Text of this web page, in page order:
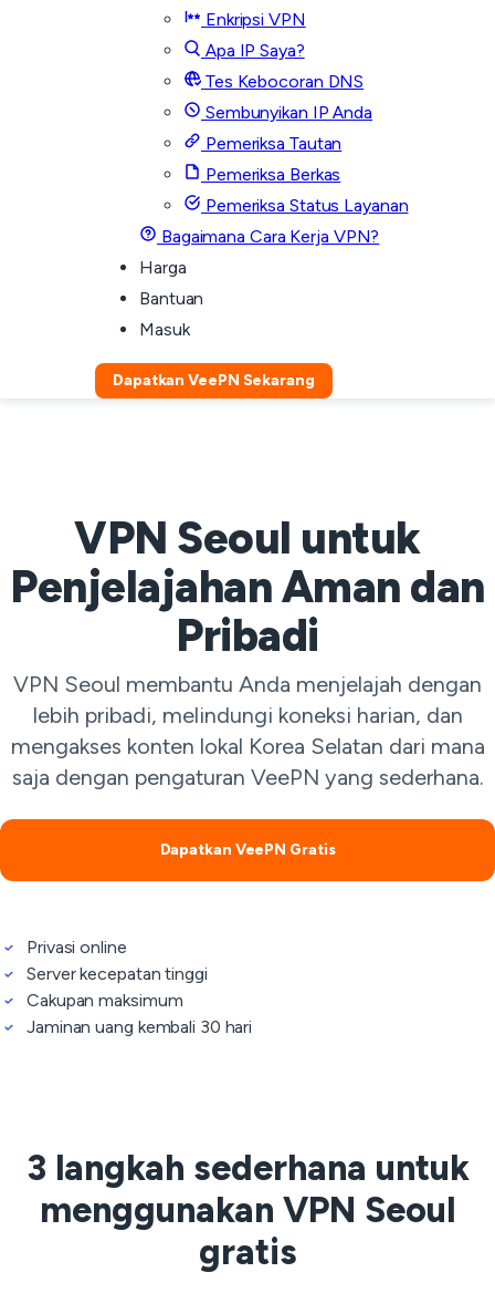
Enkripsi VPN
Apa IP Saya?
Tes Kebocoran DNS
Sembunyikan IP Anda
Pemeriksa Tautan
Pemeriksa Berkas
Pemeriksa Status Layanan
Bagaimana Cara Kerja VPN?
Harga
Bantuan
Masuk
Dapatkan VeePN Sekarang
VPN Seoul untuk
Penjelajahan Aman dan
Pribadi
VPN Seoul membantu Anda menjelajah dengan
lebih pribadi, melindungi koneksi harian, dan
mengakses konten lokal Korea Selatan dari mana
saja dengan pengaturan VeePN yang sederhana.
Dapatkan VeePN Gratis
Privasi online
Server kecepatan tinggi
Cakupan maksimum
Jaminan uang kembali 30 hari
3 langkah sederhana untuk
menggunakan VPN Seoul
gratis